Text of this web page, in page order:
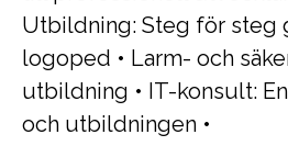
Utbildning: Steg för steg
logoped • Larm- och
utbildning • IT-konsult:
och utbildningen •